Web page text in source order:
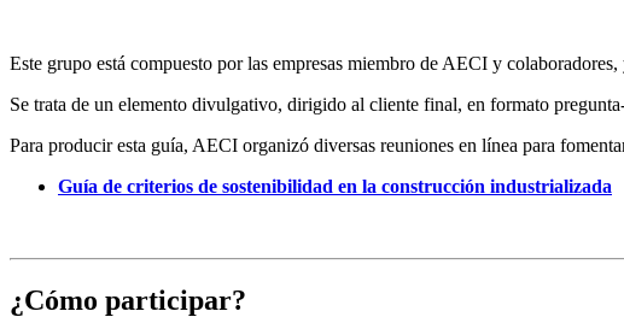
Este grupo está compuesto por las empresas miembro de AECI y colaboradores,
Se trata de un elemento divulgativo, dirigido al cliente final, en formato
Para producir esta guía, AECI organizó diversas reuniones en línea para
Guía de criterios de sostenibilidad en la construcción industrializada
¿Cómo participar?